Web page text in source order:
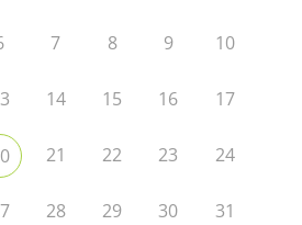
7 8 9 10
14 15 16 17
21 22 23 24
28 29 30 31